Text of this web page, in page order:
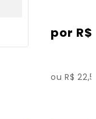
R$
ou R$